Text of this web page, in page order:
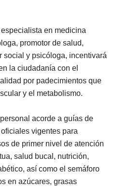
en medicina
promotor de salud,
social y psicóloga, incentivará
la ciudadanía con el
por padecimientos que
y el metabolismo.
acorde a guías de
vigentes para
de primer nivel de atención
salud bucal, nutrición,
así como el semáforo
en azúcares, grasas